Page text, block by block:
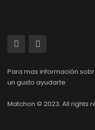
Para mas información
un gusto ayudarte
Matchon © 2023. All rights